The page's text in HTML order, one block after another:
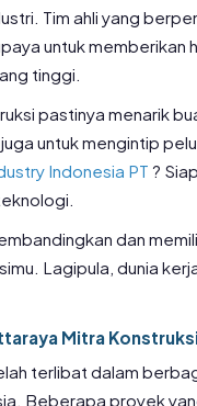
Tim ahli yang
untuk
tinggi.
pastinya menarik
untuk mengintip
Indonesia PT ?
dan
Lagipula, dunia
Mitra
terlibat dalam
Beberapa proyek